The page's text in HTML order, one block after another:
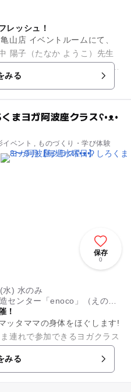
レッシュ！
山店 イベントルームにて、
陽子（たなか ようこ）先生
ぱい
みる
まヨガ阿波座クラスʕ•ᴥ•
ベント , ものづくり・学び体験
保存
0
) 水のみ
センター「enoco」（えの
！
ッタママの身体をほぐします!
連れで参加できるヨガクラス
・服の上からの子どもマッ
みる